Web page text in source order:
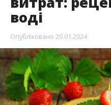
воді
Опубліковано 20.01.2024